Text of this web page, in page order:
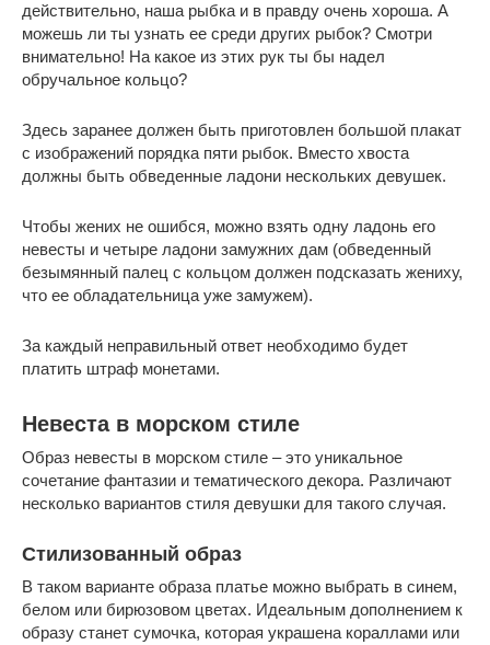
действительно, наша рыбка и в правду очень хороша. А
можешь ли ты узнать ее среди других рыбок? Смотри
внимательно! На какое из этих рук ты бы надел
обручальное кольцо?
Здесь заранее должен быть приготовлен большой плакат
с изображений порядка пяти рыбок. Вместо хвоста
должны быть обведенные ладони нескольких девушек.
Чтобы жених не ошибся, можно взять одну ладонь его
невесты и четыре ладони замужних дам (обведенный
безымянный палец с кольцом должен подсказать жениху,
что ее обладательница уже замужем).
За каждый неправильный ответ необходимо будет
платить штраф монетами.
Невеста в морском стиле
Образ невесты в морском стиле – это уникальное
сочетание фантазии и тематического декора. Различают
несколько вариантов стиля девушки для такого случая.
Стилизованный образ
В таком варианте образа платье можно выбрать в синем,
белом или бирюзовом цветах. Идеальным дополнением к
образу станет сумочка, которая украшена кораллами или